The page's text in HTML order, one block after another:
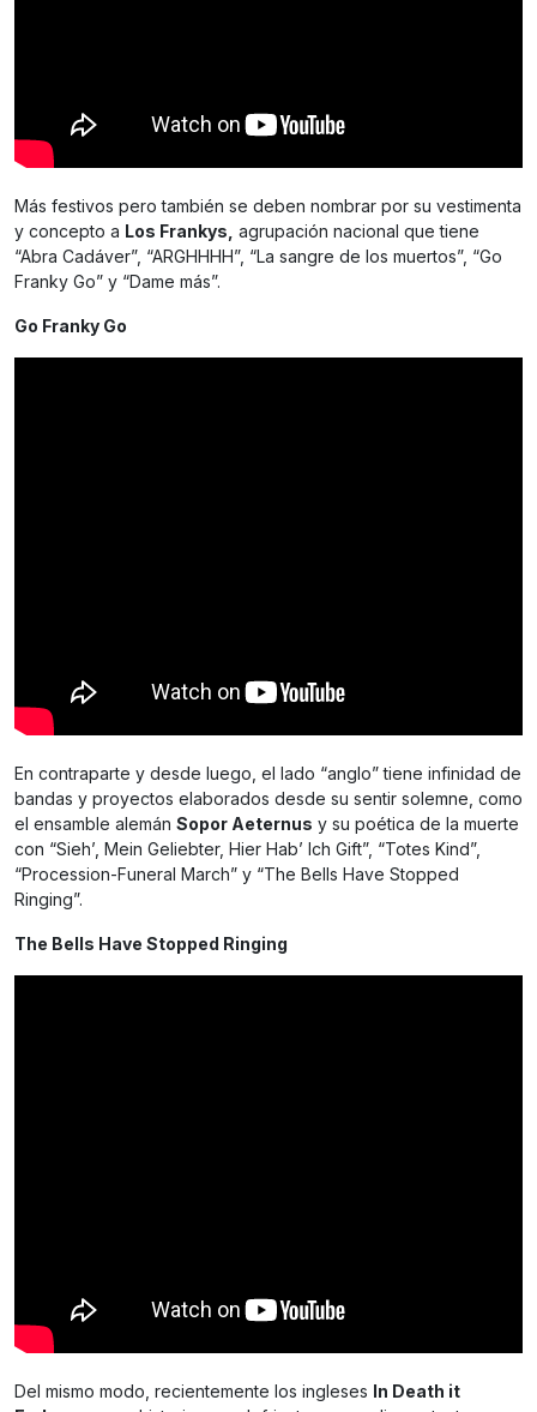
Más festivos pero también se deben nombrar por su vestimenta
y concepto a Los Frankys, agrupación nacional que tiene
“Abra Cadáver”, “ARGHHHH”, “La sangre de los muertos”, “Go
Franky Go” y “Dame más”.
Go Franky Go
En contraparte y desde luego, el lado “anglo” tiene infinidad de
bandas y proyectos elaborados desde su sentir solemne, como
el ensamble alemán Sopor Aeternus y su poética de la muerte
con “Sieh’, Mein Geliebter, Hier Hab’ Ich Gift”, “Totes Kind”,
“Procession-Funeral March” y “The Bells Have Stopped
Ringing”.
The Bells Have Stopped Ringing
Del mismo modo, recientemente los ingleses In Death it